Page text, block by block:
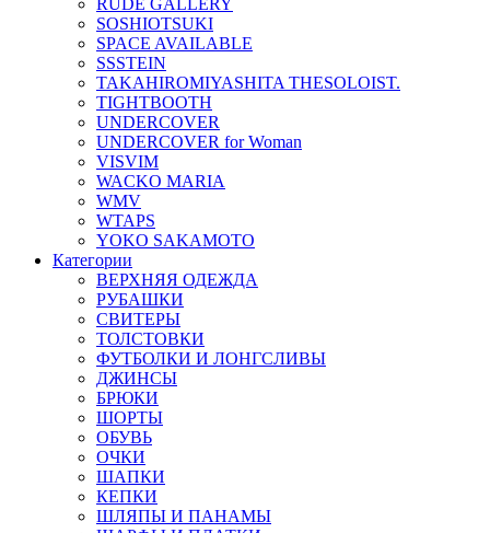
RUDE GALLERY
SOSHIOTSUKI
SPACE AVAILABLE
SSSTEIN
TAKAHIROMIYASHITA THESOLOIST.
TIGHTBOOTH
UNDERCOVER
UNDERCOVER for Woman
VISVIM
WACKO MARIA
WMV
WTAPS
YOKO SAKAMOTO
Категории
ВЕРХНЯЯ ОДЕЖДА
РУБАШКИ
СВИТЕРЫ
ТОЛСТОВКИ
ФУТБОЛКИ И ЛОНГСЛИВЫ
ДЖИНСЫ
БРЮКИ
ШОРТЫ
ОБУВЬ
ОЧКИ
ШАПКИ
КЕПКИ
ШЛЯПЫ И ПАНАМЫ